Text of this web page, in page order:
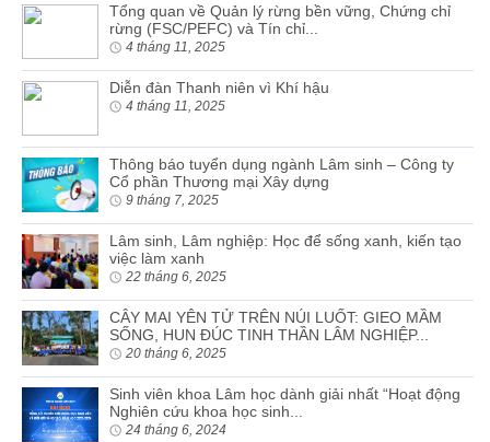
Tổng quan về Quản lý rừng bền vững, Chứng chỉ
rừng (FSC/PEFC) và Tín chỉ...
4 tháng 11, 2025
Diễn đàn Thanh niên vì Khí hậu
4 tháng 11, 2025
Thông báo tuyển dụng ngành Lâm sinh – Công ty
Cổ phần Thương mại Xây dựng
9 tháng 7, 2025
Lâm sinh, Lâm nghiệp: Học để sống xanh, kiến tạo
việc làm xanh
22 tháng 6, 2025
CÂY MAI YÊN TỬ TRÊN NÚI LUỐT: GIEO MẦM
SỐNG, HUN ĐÚC TINH THẦN LÂM NGHIỆP...
20 tháng 6, 2025
Sinh viên khoa Lâm học dành giải nhất “Hoạt động
Nghiên cứu khoa học sinh...
24 tháng 6, 2024